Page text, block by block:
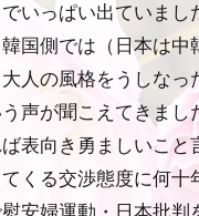
いっぱい出ていまし
国側では（日本は中
人の風格をうしなっ
声が聞こえてきまし
表向き勇ましいこと
くる交渉態度に何十